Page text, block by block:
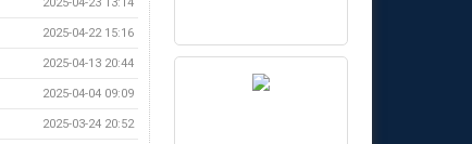
2025-04-22 15:16
2025-04-13 20:44
2025-04-04 09:09
2025-03-24 20:52